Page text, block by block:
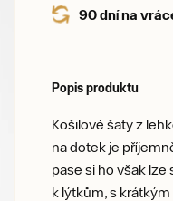
90 dní na
Popis produktu
Košilové šaty z
na dotek je
pase si ho však lze
k lýtkům, s